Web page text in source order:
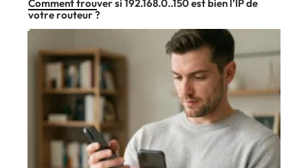
Comment trouver si 192.168.0..150 est bien l’IP de
votre routeur ?